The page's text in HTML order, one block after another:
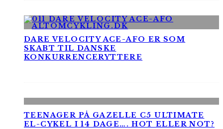
DARE VELOCITY ACE-AFO ER SOM
SKABT TIL DANSKE
KONKURRENCERYTTERE
TEENAGER PÅ GAZELLE C5 ULTIMATE
EL-CYKEL I 14 DAGE…. HOT ELLER NOT?